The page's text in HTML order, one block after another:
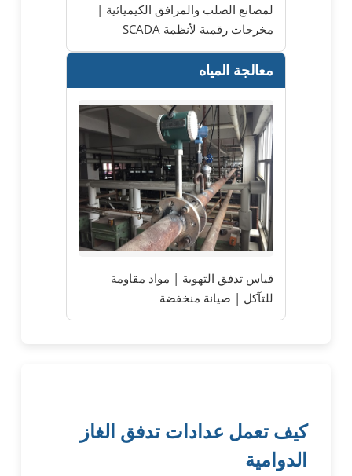
لمصانع الصلب والمرافق الكيميائية |
مخرجات رقمية لأنظمة SCADA
معالجة المياه
قياس تدفق التهوية | مواد مقاومة
للتآكل | صيانة منخفضة
كيف تعمل عدادات تدفق الغاز
الدوامية